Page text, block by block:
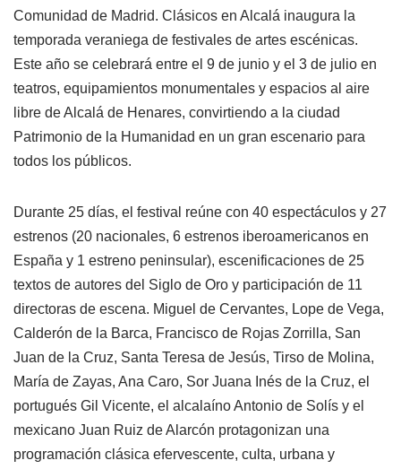
Comunidad de Madrid. Clásicos en Alcalá inaugura la
temporada veraniega de festivales de artes escénicas.
Este año se celebrará entre el 9 de junio y el 3 de julio en
teatros, equipamientos monumentales y espacios al aire
libre de Alcalá de Henares, convirtiendo a la ciudad
Patrimonio de la Humanidad en un gran escenario para
todos los públicos.
Durante 25 días, el festival reúne con 40 espectáculos y 27
estrenos (20 nacionales, 6 estrenos iberoamericanos en
España y 1 estreno peninsular), escenificaciones de 25
textos de autores del Siglo de Oro y participación de 11
directoras de escena. Miguel de Cervantes, Lope de Vega,
Calderón de la Barca, Francisco de Rojas Zorrilla, San
Juan de la Cruz, Santa Teresa de Jesús, Tirso de Molina,
María de Zayas, Ana Caro, Sor Juana Inés de la Cruz, el
portugués Gil Vicente, el alcalaíno Antonio de Solís y el
mexicano Juan Ruiz de Alarcón protagonizan una
programación clásica efervescente, culta, urbana y